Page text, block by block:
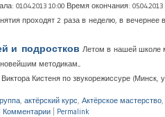
01.04.2013 10:00 Время окончания:
проходят 2 раза в неделю, в
и подростков Летом в нашей школе
методикам....
Кистеня по звукорежиссуре (Минск,
, актёрский курс, Актёрское мастерство,
Комментарии Permalink